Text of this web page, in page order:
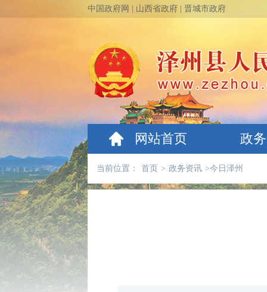
中国政府网 山西省政府 晋城市政府
网站首页 政
当前位置： 首页 > 政务资讯 >今日泽州